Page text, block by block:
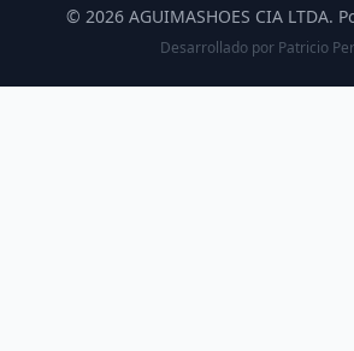
© 2026 AGUIMASHOES CIA LTDA.
Desarrollado por Patricio